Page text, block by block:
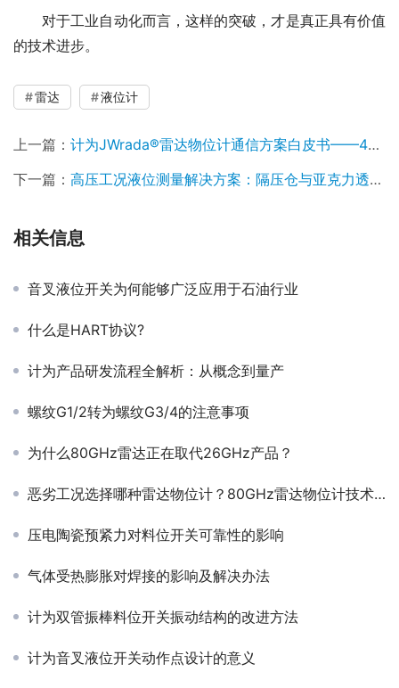
对于工业自动化而言，这样的突破，才是真正具有价值
的技术进步。
雷达 液位计
上一篇： 计为JWrada®雷达物位计通信方案白皮书——4~20mA/HART二线制与RS485/Modbus四线制技术解析
下一篇： 高压工况液位测量解决方案：隔压仓与亚克力透波结构的雷达物位计应用
相关信息
​音叉液位开关为何能够广泛应用于石油行业
什么是HART协议?
计为产品研发流程全解析：从概念到量产
螺纹G1/2转为螺纹G3/4的注意事项
为什么80GHz雷达正在取代26GHz产品？
恶劣工况选择哪种雷达物位计？80GHz雷达物位计技术分析
压电陶瓷预紧力对料位开关可靠性的影响
气体受热膨胀对焊接的影响及解决办法
计为双管振棒料位开关振动结构的改进方法
计为音叉液位开关动作点设计的意义